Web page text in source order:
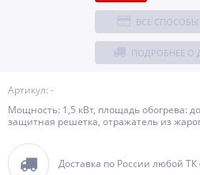
Артикул: -
Мощность: 1,5 кВт, площадь обогрева:
защитная решетка, отражатель из
Доставка по России любой
ВСЕ СПОСОБЫ
ПОДРОБНЕЕ О